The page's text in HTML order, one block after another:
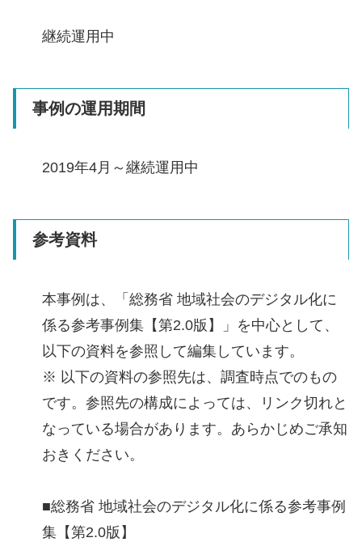
継続運用中
事例の運用期間
2019年4月～継続運用中
参考資料
本事例は、「総務省 地域社会のデジタル化に
係る参考事例集【第2.0版】」を中心として、
以下の資料を参照して編集しています。
※ 以下の資料の参照先は、調査時点でのもの
です。参照先の構成によっては、リンク切れと
なっている場合があります。あらかじめご承知
おきください。
■総務省 地域社会のデジタル化に係る参考事例
集【第2.0版】